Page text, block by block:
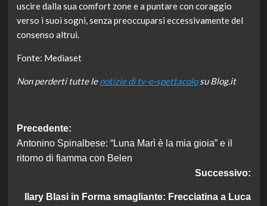
uscire dalla sua comfort zone e a puntare con coraggio
verso i suoi sogni, senza preoccuparsi eccessivamente del
consenso altrui.
Fonte: Mediaset
Non perderti tutte lenotizie di tv-e-spettacolosu Blog.it
Navigazione
articolo
Precedente:
Antonino Spinalbese: “Luna Marì è la mia gioia” e il
ritorno di fiamma con Belen
Successivo:
Ilary Blasi in Forma smagliante: Frecciatina a Luca